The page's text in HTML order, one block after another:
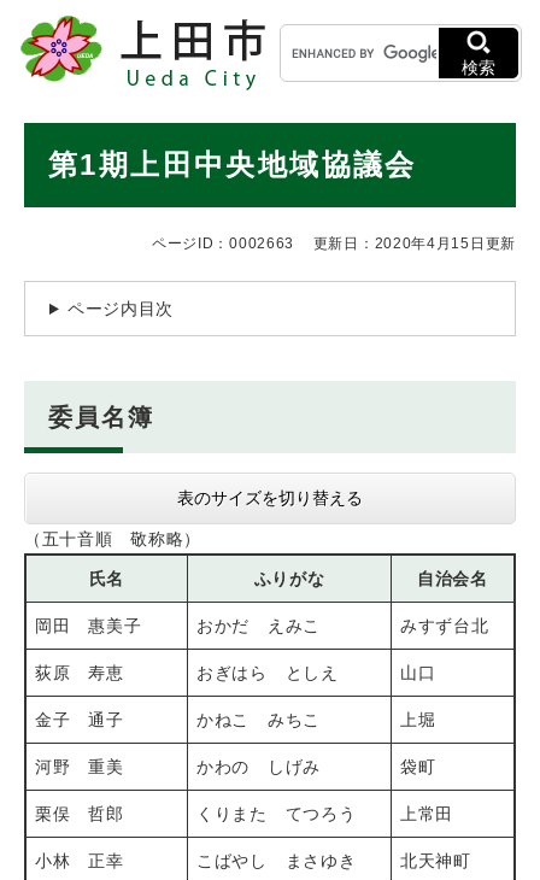
メニューを飛ばして本文へ
キ
ー
ワ
検
検索
第1期上田中央地域協議会
ページID：0002663 更新日：2020年4月15日更新
ページ内目次
委員名簿
表のサイズを切り替える
（五十音順 敬称略）
氏名 ふりがな 自治会名
岡田 惠美子 おかだ えみこ みすず台北
荻原 寿恵 おぎはら としえ 山口
金子 通子 かねこ みちこ 上堀
河野 重美 かわの しげみ 袋町
栗俣 哲郎 くりまた てつろう 上常田
小林 正幸 こばやし まさゆき 北天神町